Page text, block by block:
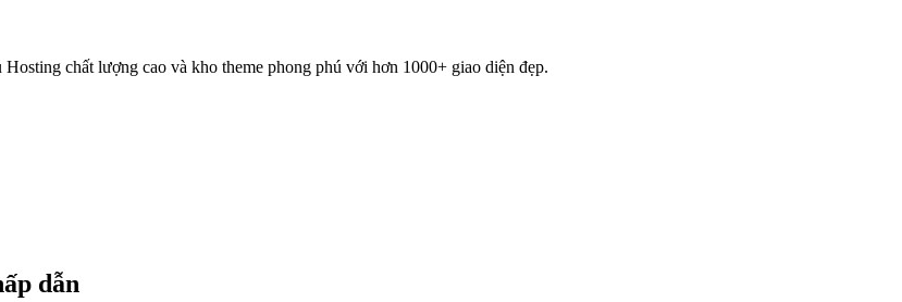
chất lượng cao và kho theme phong phú với hơn 1000+ giao diện đẹp.
dẫn